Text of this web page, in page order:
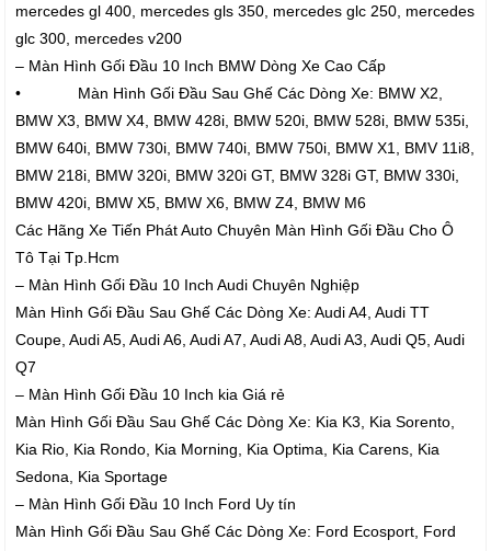
mercedes gl 400, mercedes gls 350, mercedes glc 250, mercedes
glc 300, mercedes v200
– Màn Hình Gối Đầu 10 Inch BMW Dòng Xe Cao Cấp
• Màn Hình Gối Đầu Sau Ghế Các Dòng Xe: BMW X2,
BMW X3, BMW X4, BMW 428i, BMW 520i, BMW 528i, BMW 535i,
BMW 640i, BMW 730i, BMW 740i, BMW 750i, BMW X1, BMV 11i8,
BMW 218i, BMW 320i, BMW 320i GT, BMW 328i GT, BMW 330i,
BMW 420i, BMW X5, BMW X6, BMW Z4, BMW M6
Các Hãng Xe Tiến Phát Auto Chuyên Màn Hình Gối Đầu Cho Ô
Tô Tại Tp.Hcm
– Màn Hình Gối Đầu 10 Inch Audi Chuyên Nghiệp
Màn Hình Gối Đầu Sau Ghế Các Dòng Xe: Audi A4, Audi TT
Coupe, Audi A5, Audi A6, Audi A7, Audi A8, Audi A3, Audi Q5, Audi
Q7
– Màn Hình Gối Đầu 10 Inch kia Giá rẻ
Màn Hình Gối Đầu Sau Ghế Các Dòng Xe: Kia K3, Kia Sorento,
Kia Rio, Kia Rondo, Kia Morning, Kia Optima, Kia Carens, Kia
Sedona, Kia Sportage
– Màn Hình Gối Đầu 10 Inch Ford Uy tín
Màn Hình Gối Đầu Sau Ghế Các Dòng Xe: Ford Ecosport, Ford